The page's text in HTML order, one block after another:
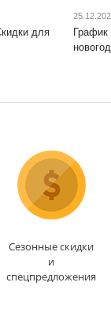
для
График
Сезонные скидки
и
спецпредложения